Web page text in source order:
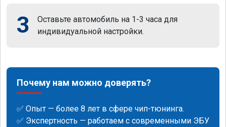
3
Оставьте автомобиль на 1-3 часа для
индивидуальной настройки.
Почему нам можно доверять?
✅ Опыт — более 8 лет в сфере чип-тюнинга.
✅ Экспертность — работаем с современными ЭБУ